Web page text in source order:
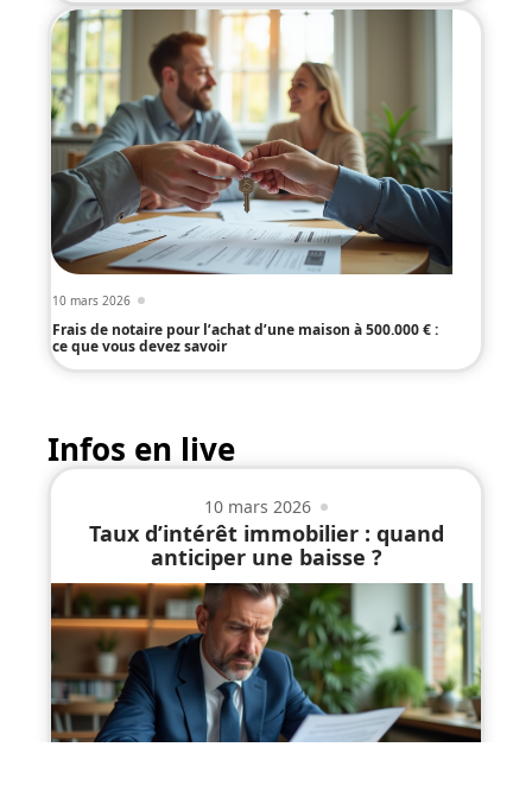
10 mars 2026
Frais de notaire pour l’achat d’une maison à 500.000 € :
ce que vous devez savoir
Infos en live
10 mars 2026
Taux d’intérêt immobilier : quand
anticiper une baisse ?